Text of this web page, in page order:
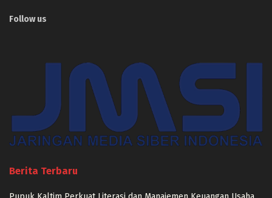
Follow us
Berita Terbaru